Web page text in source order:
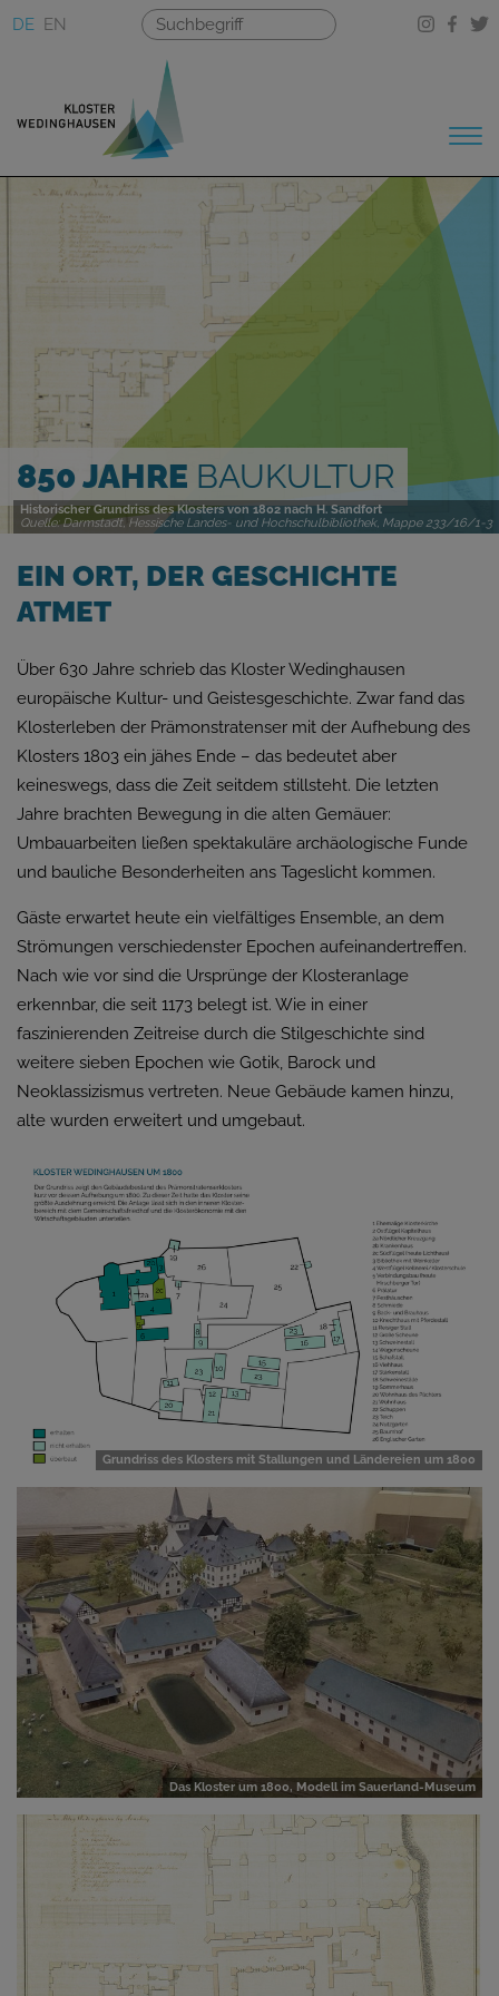
DE EN
Historischer Grundriss des Klosters von 1802 nach H. Sandfort
Quelle: Darmstadt, Hessische Landes- und Hochschulbibliothek, Mappe 233/16/1-3
850 JAHRE BAUKULTUR
EIN ORT, DER GESCHICHTE
ATMET
Über 630 Jahre schrieb das Kloster Wedinghausen
europäische Kultur- und Geistesgeschichte. Zwar fand das
Klosterleben der Prämonstratenser mit der Aufhebung des
Klosters 1803 ein jähes Ende – das bedeutet aber
keineswegs, dass die Zeit seitdem stillsteht. Die letzten
Jahre brachten Bewegung in die alten Gemäuer:
Umbauarbeiten ließen spektakuläre archäologische Funde
und bauliche Besonderheiten ans Tageslicht kommen.
Gäste erwartet heute ein vielfältiges Ensemble, an dem
Strömungen verschiedenster Epochen aufeinandertreffen.
Nach wie vor sind die Ursprünge der Klosteranlage
erkennbar, die seit 1173 belegt ist. Wie in einer
faszinierenden Zeitreise durch die Stilgeschichte sind
weitere sieben Epochen wie Gotik, Barock und
Neoklassizismus vertreten. Neue Gebäude kamen hinzu,
alte wurden erweitert und umgebaut.
Grundriss des Klosters mit Stallungen und Ländereien um 1800
Das Kloster um 1800, Modell im Sauerland-Museum